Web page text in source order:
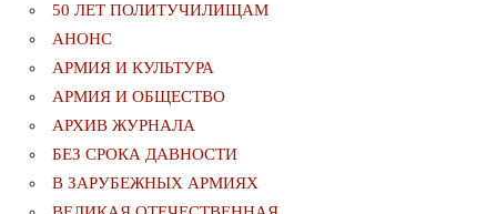
50 ЛЕТ ПОЛИТУЧИЛИЩАМ
АНОНС
АРМИЯ И КУЛЬТУРА
АРМИЯ И ОБЩЕСТВО
АРХИВ ЖУРНАЛА
БЕЗ СРОКА ДАВНОСТИ
В ЗАРУБЕЖНЫХ АРМИЯХ